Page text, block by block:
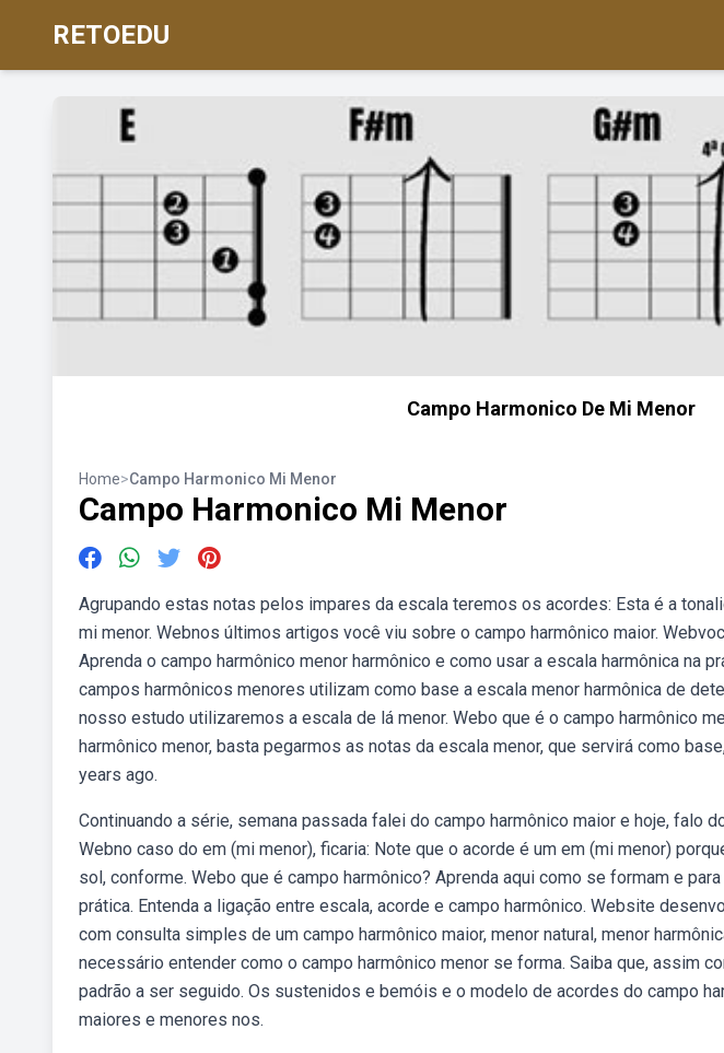
RETOEDU
Campo Harmonico De Mi Menor
Home>Campo Harmonico Mi Menor
Campo Harmonico Mi Menor
Agrupando estas notas pelos impares da escala teremos os acordes: Esta é a
mi menor. Webnos últimos artigos você viu sobre o campo harmônico maior.
Aprenda o campo harmônico menor harmônico e como usar a escala harmônica na
campos harmônicos menores utilizam como base a escala menor harmônica de
nosso estudo utilizaremos a escala de lá menor. Webo que é o campo harmônico
harmônico menor, basta pegarmos as notas da escala menor, que servirá como
years ago.
Continuando a série, semana passada falei do campo harmônico maior e hoje, falo
Webno caso do em (mi menor), ficaria: Note que o acorde é um em (mi menor)
sol, conforme. Webo que é campo harmônico? Aprenda aqui como se formam e
prática. Entenda a ligação entre escala, acorde e campo harmônico. Website
com consulta simples de um campo harmônico maior, menor natural, menor
necessário entender como o campo harmônico menor se forma. Saiba que, assim
padrão a ser seguido. Os sustenidos e bemóis e o modelo de acordes do campo
maiores e menores nos.